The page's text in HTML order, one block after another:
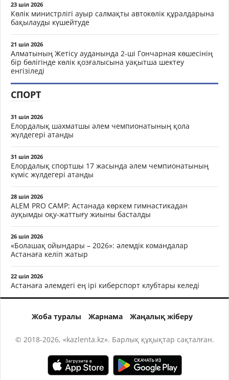
23 шіл 2026
Көлік министрлігі ауыр салмақты автокөлік құралдарына
бақылауды күшейтуде
21 шіл 2026
Алматының Жетісу ауданында 2-ші Гончарная көшесінің
бір бөлігінде көлік қозғалысына уақытша шектеу
енгізіледі
СПОРТ
31 шіл 2026
Елордалық шахматшы әлем чемпионатының қола
жүлдегері атанды
31 шіл 2026
Елордалық спортшы 17 жасында әлем чемпионатының
күміс жүлдегері атанды
28 шіл 2026
ALEM PRO CAMP: Астанада көркем гимнастикадан
ауқымды оқу-жаттығу жиыны басталды
26 шіл 2026
«Болашақ ойындары – 2026»: әлемдік командалар
Астанаға келіп жатыр
22 шіл 2026
Астанаға әлемдегі ең ірі киберспорт клубтары келеді
Жоба туралы Жарнама Жаңалық жіберу
© 2018-2026, «kazlenta.kz». Барлық құқықтар сақталған.